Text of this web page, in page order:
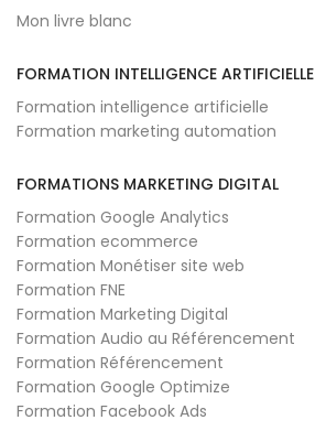
Mon livre blanc
FORMATION INTELLIGENCE ARTIFICIELLE
Formation intelligence artificielle
Formation marketing automation
FORMATIONS MARKETING DIGITAL
Formation Google Analytics
Formation ecommerce
Formation Monétiser site web
Formation FNE
Formation Marketing Digital
Formation Audio au Référencement
Formation Référencement
Formation Google Optimize
Formation Facebook Ads